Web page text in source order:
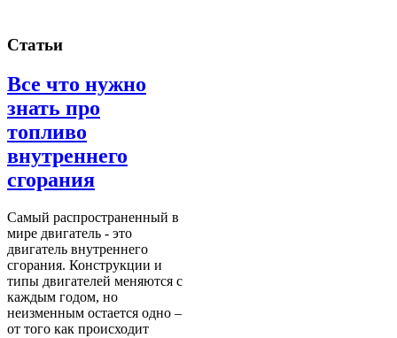
Статьи
Все что нужно
знать про
топливо
внутреннего
сгорания
Самый распространенный в
мире двигатель - это
двигатель внутреннего
сгорания. Конструкции и
типы двигателей меняются с
каждым годом, но
неизменным остается одно –
от того как происходит